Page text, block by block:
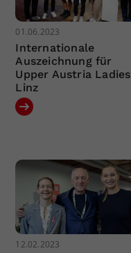
01.06.2023
Internationale
Auszeichnung für
Upper Austria Ladies
Linz
12.02.2023